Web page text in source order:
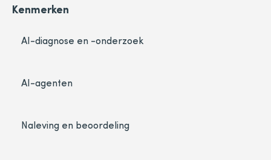
Kenmerken
AI-diagnose en -onderzoek
AI-agenten
Naleving en beoordeling